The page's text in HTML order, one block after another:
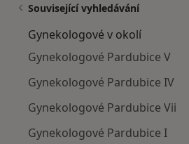
Související vyhledávání
Gynekologové v okolí
Gynekologové Pardubice V
Gynekologové Pardubice IV
Gynekologové Pardubice Vii
Gynekologové Pardubice I